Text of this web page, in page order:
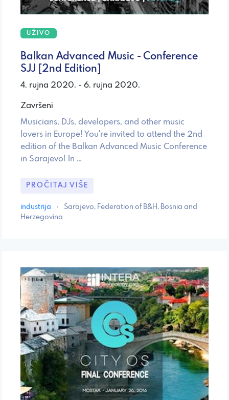
UŽIVO
Balkan Advanced Music - Conference
SJJ [2nd Edition]
4. rujna 2020. - 6. rujna 2020.
Završeni
Musicians, DJs, developers, and other music
lovers in Europe! You're invited to attend the 2nd
edition of the Balkan Advanced Music Conference
in Sarajevo! In …
PROČITAJ VIŠE
industrija ·
Sarajevo, Federation of B&H, Bosnia and
Herzegovina